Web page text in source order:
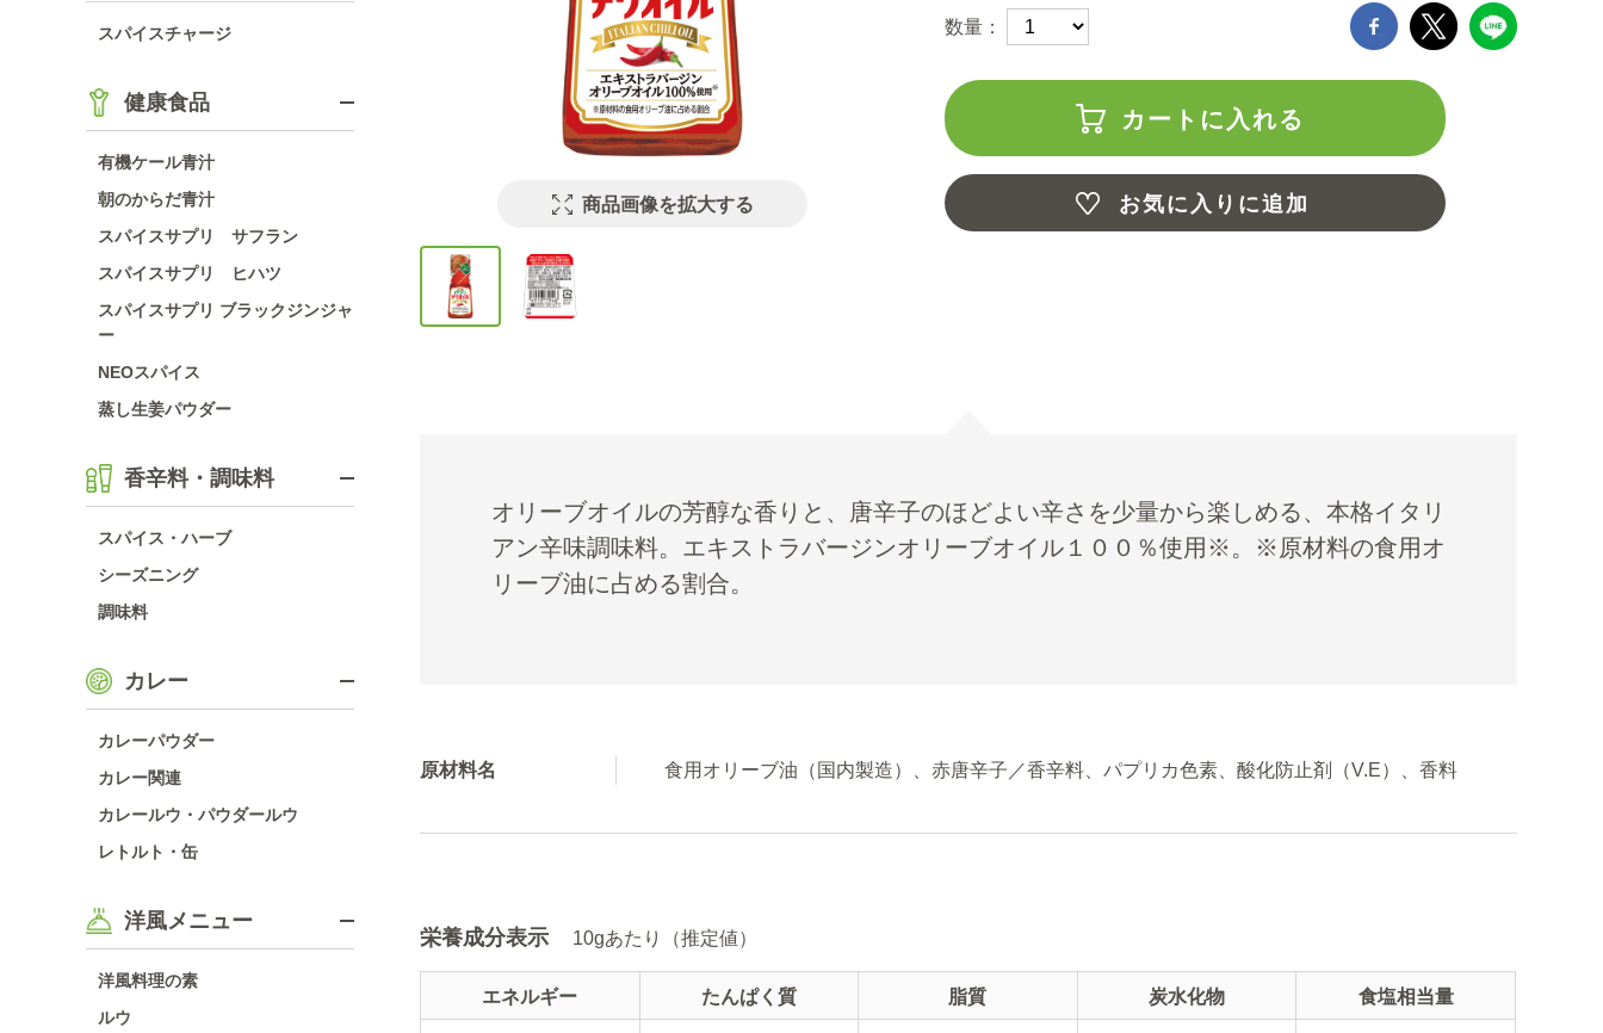
スパイスチャージ
健康食品
有機ケール青汁
朝のからだ青汁
スパイスサプリ サフラン
スパイスサプリ ヒハツ
スパイスサプリ ブラックジンジャ
ー
NEOスパイス
蒸し生姜パウダー
香辛料・調味料
スパイス・ハーブ
シーズニング
調味料
カレー
カレーパウダー
カレー関連
カレールウ・パウダールウ
レトルト・缶
洋風メニュー
洋風料理の素
ルウ
商品画像を拡大する
数量：
カートに入れる
お気に入りに追加
オリーブオイルの芳醇な香りと、唐辛子のほどよい辛さを少量から楽しめる、本格イタリ
アン辛味調味料。エキストラバージンオリーブオイル１００％使用※。※原材料の食用オ
リーブ油に占める割合。
原材料名 食用オリーブ油（国内製造）、赤唐辛子／香辛料、パプリカ色素、酸化防止剤（V.E）、香料
栄養成分表示 10gあたり（推定値）
エネルギー たんぱく質 脂質 炭水化物 食塩相当量